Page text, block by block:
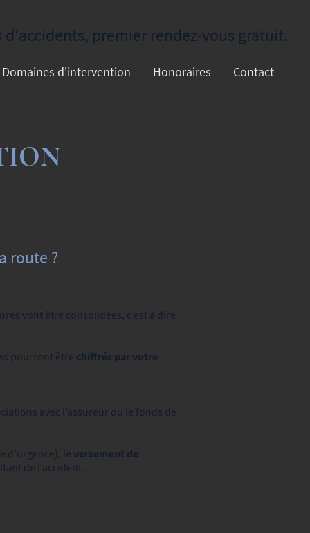
premier rendez-vous gratuit.
Domaines d'intervention Honoraires Contact
route ?
vont être consolidées, c’est à dire
pourront être chiffrés par votre
avec l’assureur ou le fonds de
d’urgence), le versement de
de l’accident.